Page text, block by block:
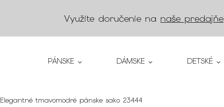
Využite doručenie na naše predajňe
PÁNSKE DÁMSKE DETSKÉ
Elegantné tmavomodré pánske sako 23444